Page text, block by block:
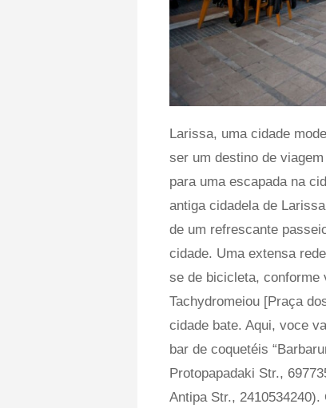
Larissa, uma cidade
ser um destino de
para uma escapada na
antiga cidadela de
de um refrescante
cidade. Uma extensa
se de bicicleta, conforme
Tachydromeiou [Praça
cidade bate. Aqui, voce
bar de coquetéis
Protopapadaki Str.,
Antipa Str.,